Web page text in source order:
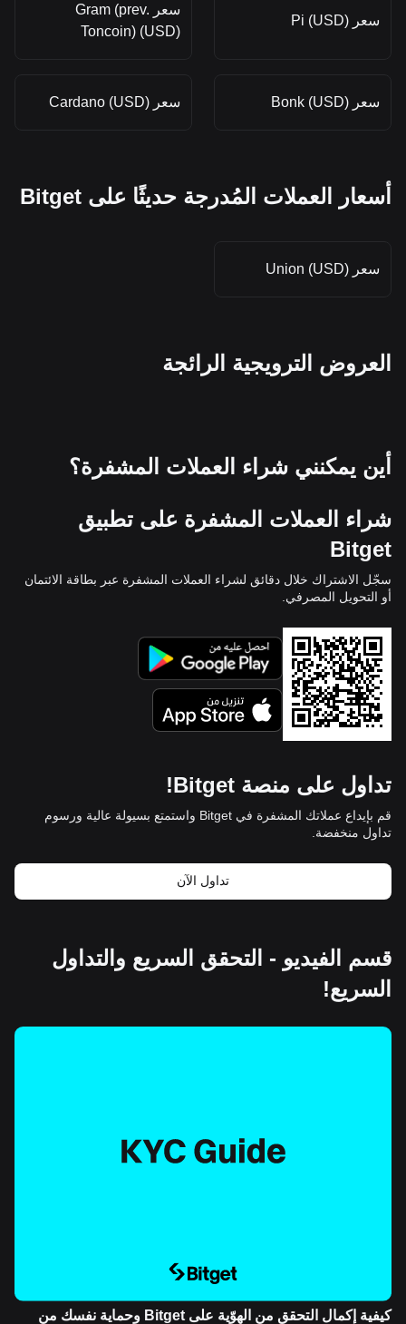
سعر Pi (USD)
سعر Gram (prev.
Toncoin) (USD)
سعر Bonk (USD) سعر Cardano (USD)
أسعار العملات المُدرجة حديثًا على Bitget
سعر Union (USD)
العروض الترويجية الرائجة
أين يمكنني شراء العملات المشفرة؟
شراء العملات المشفرة على تطبيق
Bitget
سجّل الاشتراك خلال دقائق لشراء العملات المشفرة عبر بطاقة الائتمان
أو التحويل المصرفي.
تداول على منصة Bitget!
قم بإيداع عملاتك المشفرة في Bitget واستمتع بسيولة عالية ورسوم
تداول منخفضة.
تداول الآن
قسم الفيديو - التحقق السريع والتداول
السريع!
كيفية إكمال التحقق من الهوّية على Bitget وحماية نفسك من